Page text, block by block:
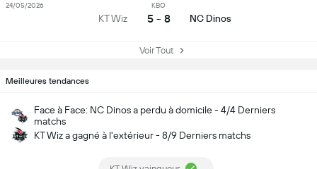
Meilleures tendances
Face à Face: NC Dinos a perdu à domicile - 4/4 Derniers
matchs
KT Wiz a gagné à l'extérieur - 8/9 Derniers matchs
KT Wiz
KBO
5 - 8 NC Dinos
24/05/2026
Voir Tout